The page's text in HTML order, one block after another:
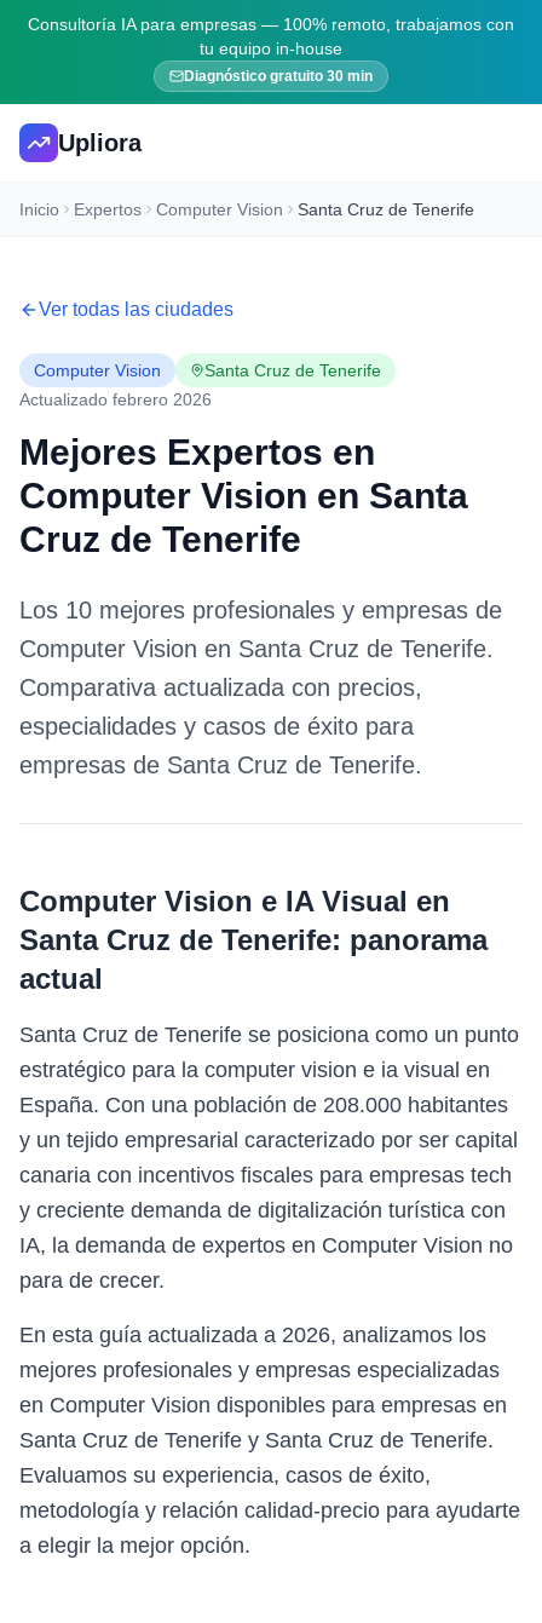
Consultoría IA para empresas — 100% remoto, trabajamos con
tu equipo in-house
Diagnóstico gratuito 30 min
Upliora
Inicio Expertos Computer Vision Santa Cruz de Tenerife
Ver todas las ciudades
Computer Vision
Santa Cruz de Tenerife
Actualizado febrero 2026
Mejores Expertos en
Computer Vision en Santa
Cruz de Tenerife
Los 10 mejores profesionales y empresas de
Computer Vision en Santa Cruz de Tenerife.
Comparativa actualizada con precios,
especialidades y casos de éxito para
empresas de Santa Cruz de Tenerife.
Computer Vision e IA Visual en
Santa Cruz de Tenerife: panorama
actual
Santa Cruz de Tenerife se posiciona como un punto
estratégico para la computer vision e ia visual en
España. Con una población de 208.000 habitantes
y un tejido empresarial caracterizado por ser capital
canaria con incentivos fiscales para empresas tech
y creciente demanda de digitalización turística con
IA, la demanda de expertos en Computer Vision no
para de crecer.
En esta guía actualizada a 2026, analizamos los
mejores profesionales y empresas especializadas
en Computer Vision disponibles para empresas en
Santa Cruz de Tenerife y Santa Cruz de Tenerife.
Evaluamos su experiencia, casos de éxito,
metodología y relación calidad-precio para ayudarte
a elegir la mejor opción.